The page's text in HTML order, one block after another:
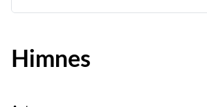
Himnes